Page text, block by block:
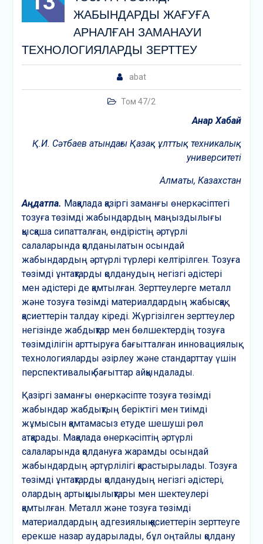
ЖАБЫНДАРДЫ ЖАҒУҒА
АРНАЛҒАН ЗАМАНАУИ
ТЕХНОЛОГИЯЛАРДЫ ЗЕРТТЕУ
abat
Том 47/2
Анар Хабай
Қ.И. Сәтбаев атындағы Қазақ ұлттық техникалық
университеті
Алматы, Казахстан
Аңдатпа. Мақалада қазіргі заманғы өнеркәсіптегі
тозуға төзімді жабындардың маңыздылығы
қысқаша сипатталған, өндірістің әртүрлі
салаларында қолданылатын осындай
жабындардың әртүрлі түрлері келтірілген. Тозуға
төзімді ұнтақтарды қолданудың негізгі әдістері
мен әдістері де қамтылған. Зерттеулерге металл
және тозуға төзімді материалдардың жабысқақ
қасиеттерін талдау кіреді. Жүргізілген зерттеулер
негізінде жабдықтар мен бөлшектердің тозуға
төзімділігін арттыруға бағытталған инновациялық
технологияларды әзірлеу және стандарттау үшін
перспективалық бағыттар айқындалады.
Қазіргі заманғы өнеркәсіпте тозуға төзімді
жабындар жабдықтың беріктігі мен тиімді
жұмысын қамтамасыз етуде шешуші рөл
атқарады. Мақалада өнеркәсіптің әртүрлі
салаларында қолдануға жарамды осындай
жабындардың әртүрлілігі қарастырылады. Тозуға
төзімді ұнтақтарды қолданудың негізгі әдістері,
олардың артықшылықтары мен шектеулері
қамтылған. Металл және тозуға төзімді
материалдардың адгезиялық қасиеттерін зерттеуге
ерекше назар аударылады, бұл оңтайлы қолдану